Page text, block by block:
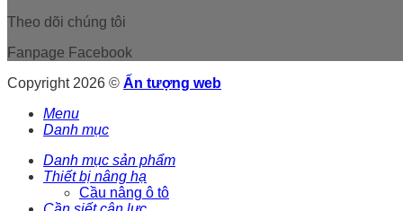
Theo dõi chúng tôi
Fanpage Facebook
Copyright 2026 © Ấn tượng web
Menu
Danh mục
Danh mục sản phẩm
Thiết bị nâng hạ
Cầu nâng ô tô